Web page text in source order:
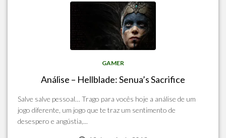
GAMER
Análise – Hellblade: Senua’s Sacrifice
Salve salve pessoal… Trago para vocês hoje a análise de um
jogo diferente, um jogo que te traz um sentimento de
desespero e angústia,...